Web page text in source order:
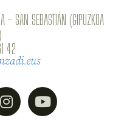
- SAN SEBASTIÁN (GIPUZKOA
42